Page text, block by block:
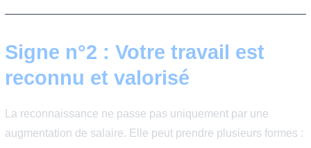
ou l’accès à de nouvelles technologies et
Si vous avez l’impression d’apprendre constamment et
d’un environnement professionnel sain.